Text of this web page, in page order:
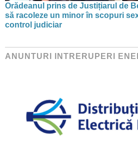
Orădeanul prins de Justițiarul de
să racoleze un minor în scopuri
control judiciar
ANUNTURI INTRERUPERI